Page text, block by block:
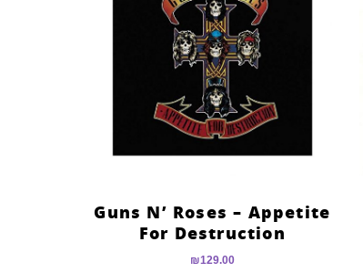
Guns N’ Roses – Appetite
For Destruction
₪129.00